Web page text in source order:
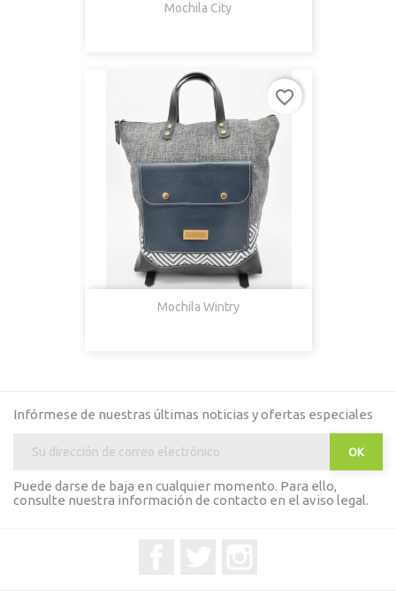
Mochila City
Mochila Wintry
favorite_border
Infórmese de nuestras últimas noticias y ofertas especiales
Puede darse de baja en cualquier momento. Para ello,
consulte nuestra información de contacto en el aviso legal.